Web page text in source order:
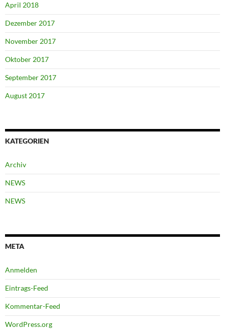
April 2018
Dezember 2017
November 2017
Oktober 2017
September 2017
August 2017
KATEGORIEN
Archiv
NEWS
NEWS
META
Anmelden
Eintrags-Feed
Kommentar-Feed
WordPress.org